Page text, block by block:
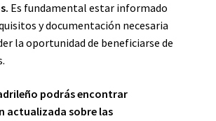
Es fundamental estar informado
y documentación necesaria
la oportunidad de beneficiarse de
podrás encontrar
actualizada sobre las